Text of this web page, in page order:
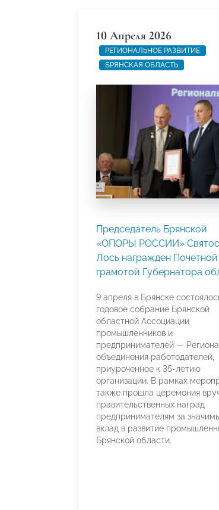
10 Апреля 2026
РЕГИОНАЛЬНОЕ РАЗВИТИЕ
БРЯНСКАЯ ОБЛАСТЬ
Председатель Брянской
«ОПОРЫ РОССИИ»
Лось награжден Почетной
грамотой Губернатора
9 апреля в Брянске
годовое собрание Брянской
областной Ассоциации
промышленников и
предпринимателей —
объединения работодателей,
приуроченное к 35-летию
организации. В рамках
также прошла церемония
правительственных наград
предпринимателям за
вклад в развитие
Брянской области.